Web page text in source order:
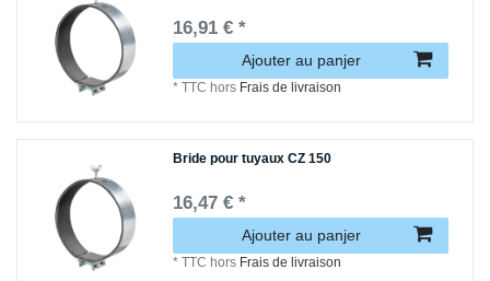
16,91 € *
Ajouter au panjer
*TTC hors Frais de livraison
Bride pour tuyaux CZ 150
16,47 € *
Ajouter au panjer
*TTC hors Frais de livraison